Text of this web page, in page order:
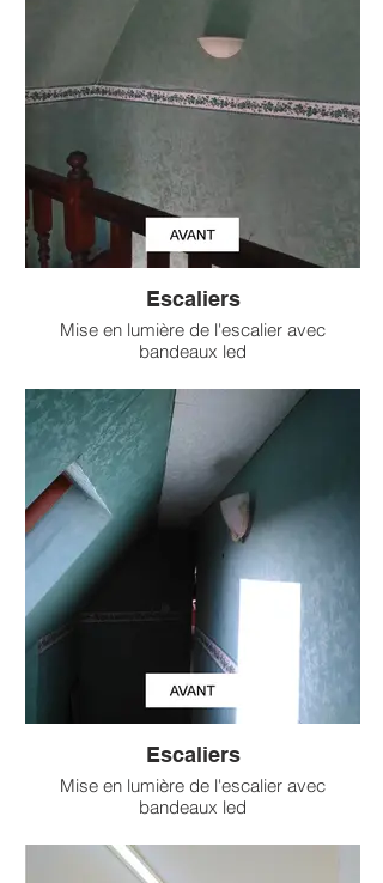
Escaliers
Mise en lumière de l'escalier avec
bandeaux led
Escaliers
Mise en lumière de l'escalier avec
bandeaux led